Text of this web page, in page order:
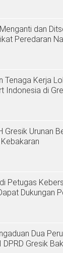
dan
Peredaran
Tenaga Kerja
Indonesia di
Gresik Urunan
Petugas
Dukungan
Dua
DPRD Gresik